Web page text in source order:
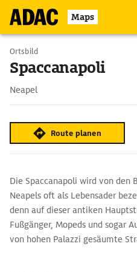
Maps
Ortsbild
Spaccanapoli
Neapel
Route planen
Die Spaccanapoli wird von den
Neapels oft als Lebensader
denn auf dieser antiken
Fußgänger, Mopeds und sogar
von hohen Palazzi gesäumte